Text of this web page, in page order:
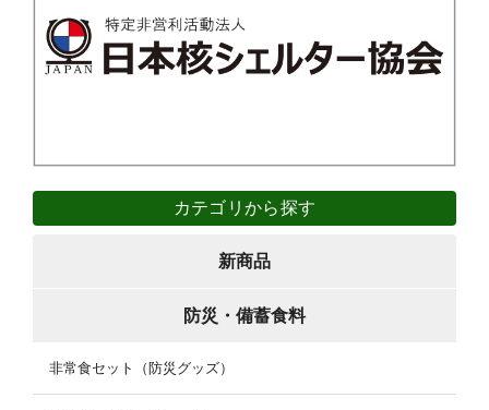
カテゴリから探す
新商品
防災・備蓄食料
非常食セット（防災グッズ）